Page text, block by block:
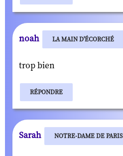
noah LA MAIN D'ÉCORCHÉ
trop bien
RÉPONDRE
Sarah NOTRE-DAME DE PARIS